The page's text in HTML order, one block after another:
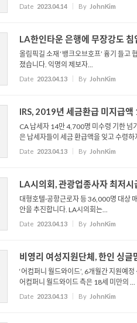
Date 2023.04.14 By JohnKim
LA한인타운 은행에 무장강도
올림픽길 소재 ‘뱅크오브호프’ 흉기 들고
졌습니다. 익명의 제보자...
Date 2023.04.13 By JohnKim
IRS, 2019년 세금환급 미지급
CA 납세자 14만 4,700명 미수령 기한
은 납세자들이 세금 환급액을 잊고 수령하
Date 2023.04.13 By JohnKim
LA시의회, 관광업종사자 최저
대형호텔·공항근로자 등 36,000명 대상
안을 추진합니다. LA시의회는...
Date 2023.04.13 By JohnKim
비영리 여성지원단체, 한인 싱
‘어컴퍼니 월드와이드’, 6개월간 지원
어컴퍼니 월드와이드 측은 18세 미만의 ...
Date 2023.04.13 By JohnKim